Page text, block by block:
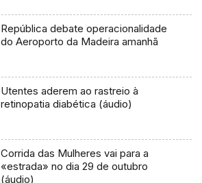
República debate operacionalidade
do Aeroporto da Madeira amanhã
Utentes aderem ao rastreio à
retinopatia diabética (áudio)
Corrida das Mulheres vai para a
«estrada» no dia 29 de outubro
(áudio)